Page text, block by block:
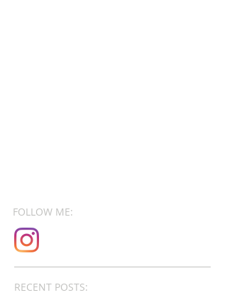
RECENT POSTS:
FOLLOW ME: